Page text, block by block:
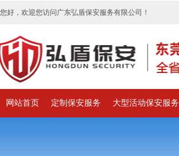
您好，欢迎您访问广东弘盾保安服务有限公司！
网站首页 定制保安服务 大型活动保安服务